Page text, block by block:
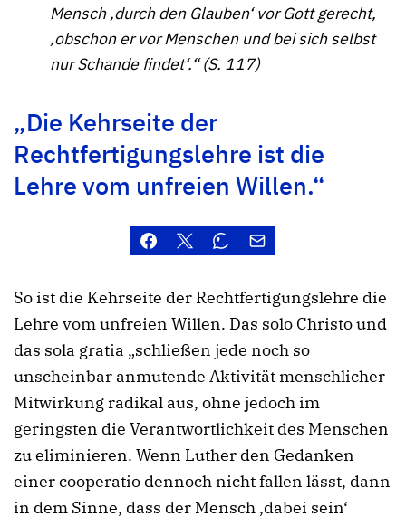
Mensch ‚durch den Glauben‘ vor Gott gerecht,
‚obschon er vor Menschen und bei sich selbst
nur Schande findet‘.“ (S. 117)
„Die Kehrseite der
Rechtfertigungslehre ist die
Lehre vom unfreien Willen.“
So ist die Kehrseite der Rechtfertigungslehre die
Lehre vom unfreien Willen. Das solo Christo und
das sola gratia „schließen jede noch so
unscheinbar anmutende Aktivität menschlicher
Mitwirkung radikal aus, ohne jedoch im
geringsten die Verantwortlichkeit des Menschen
zu eliminieren. Wenn Luther den Gedanken
einer cooperatio dennoch nicht fallen lässt, dann
in dem Sinne, dass der Mensch ‚dabei sein‘